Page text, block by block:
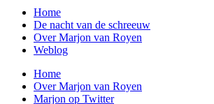
Home
De nacht van de schreeuw
Over Marjon van Royen
Weblog
Home
Over Marjon van Royen
Marjon op Twitter